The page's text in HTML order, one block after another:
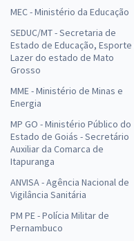
MEC - Ministério da Educação
SEDUC/MT - Secretaria de
Estado de Educação, Esporte
Lazer do estado de Mato
Grosso
MME - Ministério de Minas e
Energia
MP GO - Ministério Público do
Estado de Goiás - Secretário
Auxiliar da Comarca de
Itapuranga
ANVISA - Agência Nacional de
Vigilância Sanitária
PM PE - Polícia Militar de
Pernambuco